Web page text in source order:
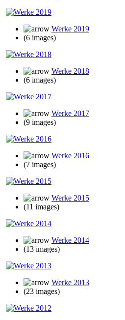
Werke 2019
(6 images)
Werke 2018
(6 images)
Werke 2017
(9 images)
Werke 2016
(7 images)
Werke 2015
(11 images)
Werke 2014
(13 images)
Werke 2013
(23 images)